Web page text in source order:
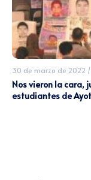
30 de marzo de 2022 /
Nos vieron la cara,
estudiantes de